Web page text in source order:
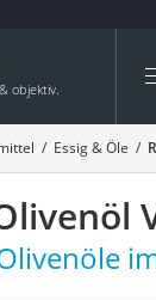
Essig & Öle